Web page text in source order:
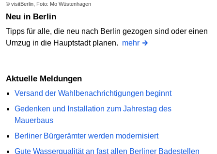
© visitBerlin, Foto: Mo Wüstenhagen
Neu in Berlin
Tipps für alle, die neu nach Berlin gezogen sind oder einen
Umzug in die Hauptstadt planen. mehr
Aktuelle Meldungen
Versand der Wahlbenachrichtigungen beginnt
Gedenken und Installation zum Jahrestag des
Mauerbaus
Berliner Bürgerämter werden modernisiert
Gute Wasserqualität an fast allen Berliner Badestellen